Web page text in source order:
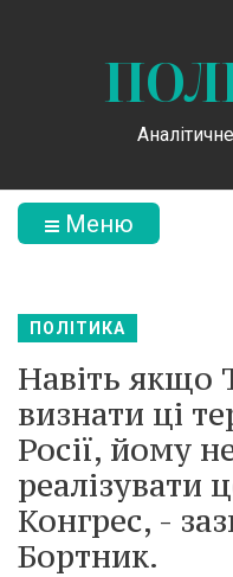
Меню
ПОЛІТИКА
Навіть якщо
визнати ці
Росії, йому
реалізувати
Конгрес, -
Бортник.